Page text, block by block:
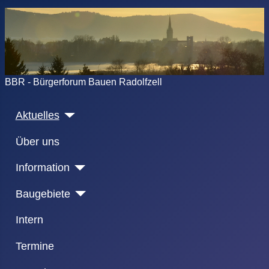
BBR - Bürgerforum Bauen Radolfzell
Aktuelles
Über uns
Information
Baugebiete
Intern
Termine